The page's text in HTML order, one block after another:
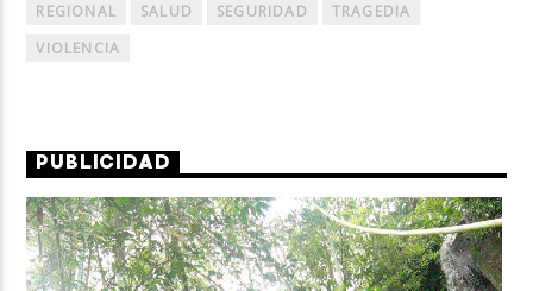
REGIONAL
SALUD SEGURIDAD
TRAGEDIA
VIOLENCIA
PUBLICIDAD